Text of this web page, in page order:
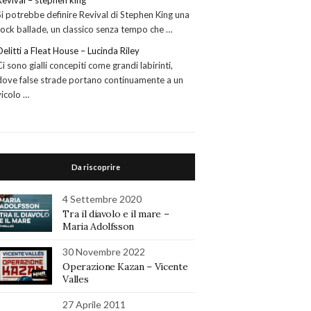
potrebbe definire Revival di Stephen King una
ballade, un classico senza tempo che …
a Fleat House – Lucinda Riley
sono gialli concepiti come grandi labirinti,
false strade portano continuamente a un
…
Da riscoprire
4 Settembre 2020
Tra il diavolo e il mare –
Maria Adolfsson
30 Novembre 2022
Operazione Kazan – Vicente
Valles
27 Aprile 2011